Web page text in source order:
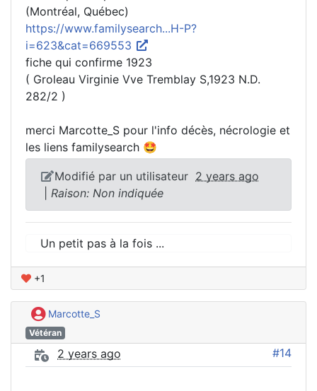
(Montréal, Québec)
https://www.familysearch...H-P?
i=623&cat=669553
fiche qui confirme 1923
( Groleau Virginie Vve Tremblay S,1923 N.D.
282/2 )
merci Marcotte_S pour l'info décès, nécrologie et
les liens familysearch 🤩
Modifié par un utilisateur 2 years ago
Raison: Non indiquée
Un petit pas à la fois ...
+1
Marcotte_S
Vétéran
2 years ago #14